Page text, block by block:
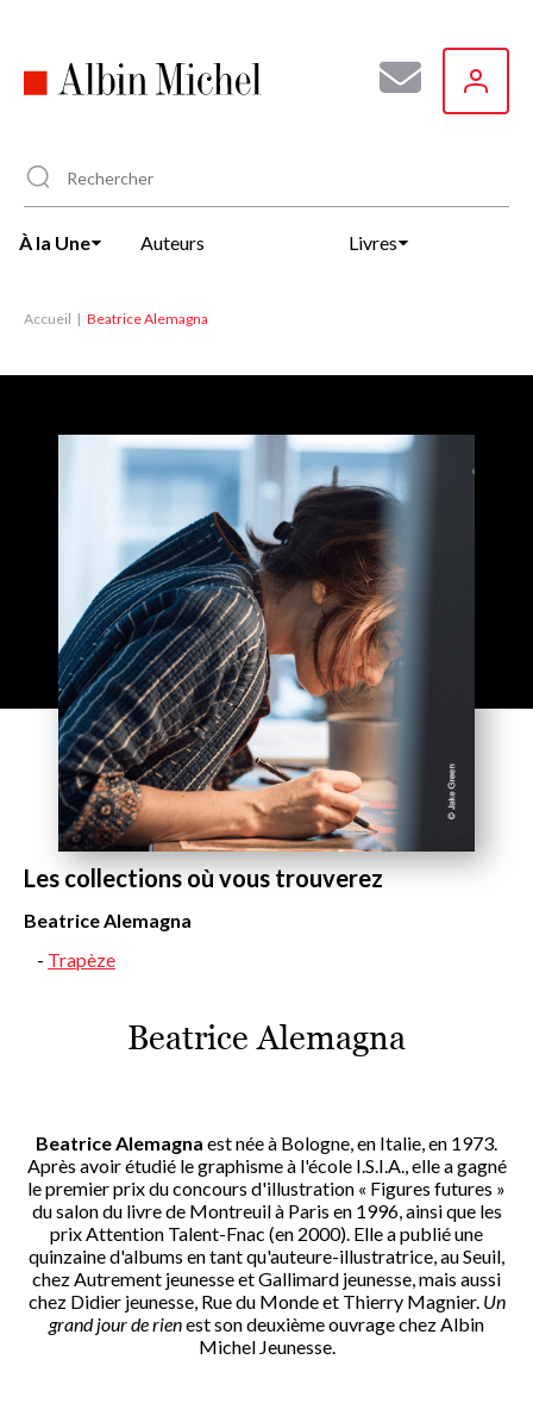
principal
À la Une Auteurs Livres
Accueil Beatrice Alemagna
Les collections où vous trouverez
Beatrice Alemagna
Trapèze
Beatrice Alemagna
Beatrice Alemagna est née à Bologne, en Italie, en 1973.
Après avoir étudié le graphisme à l'école I.S.I.A., elle a gagné
le premier prix du concours d'illustration « Figures futures »
du salon du livre de Montreuil à Paris en 1996, ainsi que les
prix Attention Talent-Fnac (en 2000). Elle a publié une
quinzaine d'albums en tant qu'auteure-illustratrice, au Seuil,
chez Autrement jeunesse et Gallimard jeunesse, mais aussi
chez Didier jeunesse, Rue du Monde et Thierry Magnier. Un
grand jour de rienest son deuxième ouvrage chez Albin
Michel Jeunesse.